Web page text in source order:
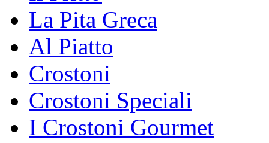
La Pita Greca
Al Piatto
Crostoni
Crostoni Speciali
I Crostoni Gourmet